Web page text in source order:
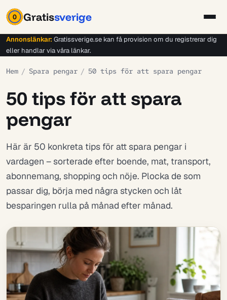
0 Gratissverige
Annonslänkar: Gratissverige.se kan få provision om du registrerar dig
eller handlar via våra länkar.
Hem / Spara pengar / 50 tips för att spara pengar
50 tips för att spara
pengar
Här är 50 konkreta tips för att spara pengar i
vardagen – sorterade efter boende, mat, transport,
abonnemang, shopping och nöje. Plocka de som
passar dig, börja med några stycken och låt
besparingen rulla på månad efter månad.